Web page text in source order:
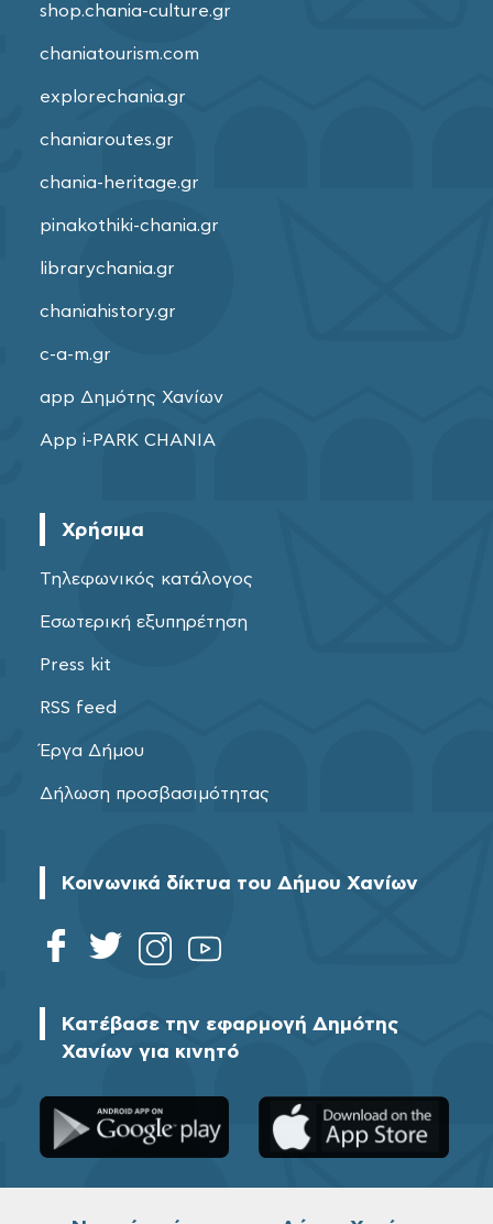
shop.chania-culture.gr
chaniatourism.com
explorechania.gr
chaniaroutes.gr
chania-heritage.gr
pinakothiki-chania.gr
librarychania.gr
chaniahistory.gr
c-a-m.gr
app Δημότης Χανίων
App i-PARK CHANIA
Χρήσιμα
Τηλεφωνικός κατάλογος
Εσωτερική εξυπηρέτηση
Press kit
RSS feed
Έργα Δήμου
Δήλωση προσβασιμότητας
Κοινωνικά δίκτυα του Δήμου Χανίων
Κατέβασε την εφαρμογή Δημότης
Χανίων για κινητό